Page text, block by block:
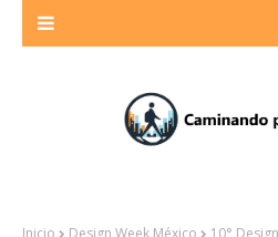
Inicio Design Week México 10°